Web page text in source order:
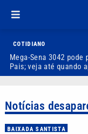
COTIDIANO
Mega-Sena 3042 pode
Pais; veja até quando
Notícias
BAIXADA SANTISTA